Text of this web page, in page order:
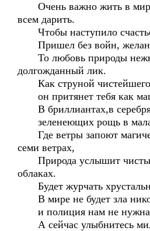
Очень важно жить в
всем дарить.
Чтобы наступило
Пришел без войн,
То любовь природы
долгожданный лик.
Как струной чистейшего
он притянет тебя как
В бриллиантах,в
зеленеющих рощь в
Где ветры запоют
семи ветрах,
Природа услышит
облаках.
Будет журчать
В мире не будет зла
и полиция нам не
А сейчас улыбнитесь